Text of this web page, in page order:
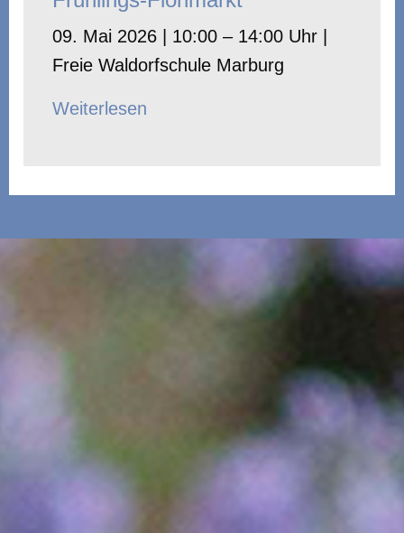
09. Mai 2026 | 10:00 – 14:00 Uhr |
Freie Waldorfschule Marburg
Weiterlesen